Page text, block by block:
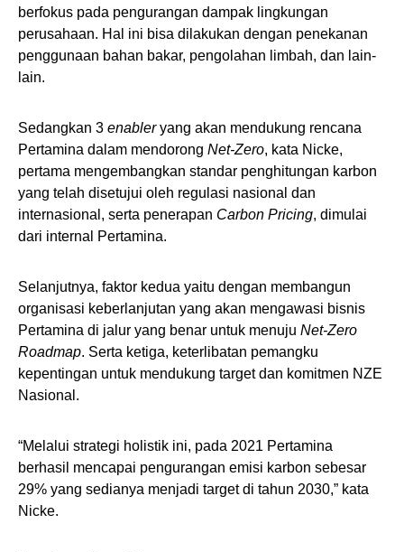
berfokus pada pengurangan dampak lingkungan
perusahaan. Hal ini bisa dilakukan dengan penekanan
penggunaan bahan bakar, pengolahan limbah, dan lain-
lain.
Sedangkan 3 enableryang akan mendukung rencana
Pertamina dalam mendorong Net-Zero, kata Nicke,
pertama mengembangkan standar penghitungan karbon
yang telah disetujui oleh regulasi nasional dan
internasional, serta penerapan Carbon Pricing, dimulai
dari internal Pertamina.
Selanjutnya, faktor kedua yaitu dengan membangun
organisasi keberlanjutan yang akan mengawasi bisnis
Pertamina di jalur yang benar untuk menuju Net-Zero
Roadmap. Serta ketiga, keterlibatan pemangku
kepentingan untuk mendukung target dan komitmen NZE
Nasional.
“Melalui strategi holistik ini, pada 2021 Pertamina
berhasil mencapai pengurangan emisi karbon sebesar
29% yang sedianya menjadi target di tahun 2030,” kata
Nicke.